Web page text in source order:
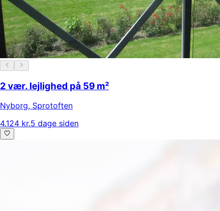
2 vær. lejlighed på 59 m²
Nyborg, Sprotoften
4.124 kr.5 dage siden